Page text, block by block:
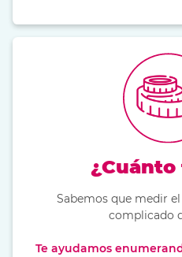
Sabemos que medir
complicado
Te ayudamos